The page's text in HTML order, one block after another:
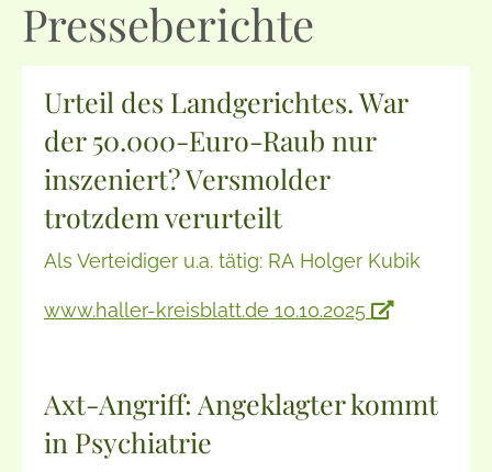
Presseberichte
Urteil des Landgerichtes. War
der 50.000-Euro-Raub nur
inszeniert? Versmolder
trotzdem verurteilt
Als Verteidiger u.a. tätig: RA Holger Kubik
www.haller-kreisblatt.de 10.10.2025
Axt-Angriff: Angeklagter kommt
in Psychiatrie